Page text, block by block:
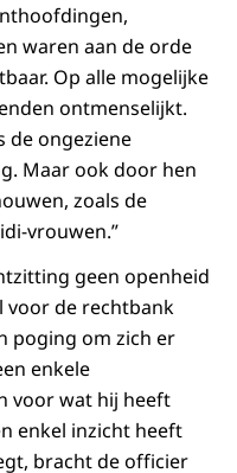
waren aan de orde
Op alle mogelijke
ontmenselijkt.
de ongeziene
Maar ook door hen
zoals de
vrouwen.”
geen openheid
voor de rechtbank
poging om zich er
enkele
voor wat hij heeft
enkel inzicht heeft
bracht de officier